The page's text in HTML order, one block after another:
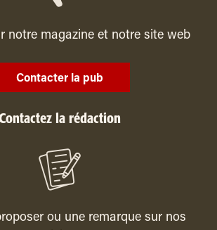
notre magazine et notre site web
Contacter la pub
la rédaction
ou une remarque sur nos